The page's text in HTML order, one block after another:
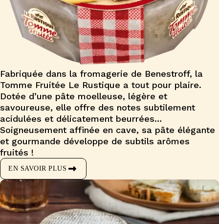
Fabriquée dans la fromagerie de Benestroff, la
Tomme Fruitée Le Rustique a tout pour plaire.
Dotée d’une pâte moelleuse, légère et
savoureuse, elle offre des notes subtilement
acidulées et délicatement beurrées…
Soigneusement affinée en cave, sa pâte élégante
et gourmande développe de subtils arômes
fruités !
EN SAVOIR PLUS